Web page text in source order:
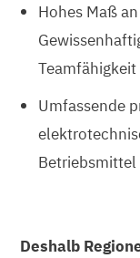
Hohes Maß
Teamfähigkeit
Umfassende
Betriebsmittel
Deshalb